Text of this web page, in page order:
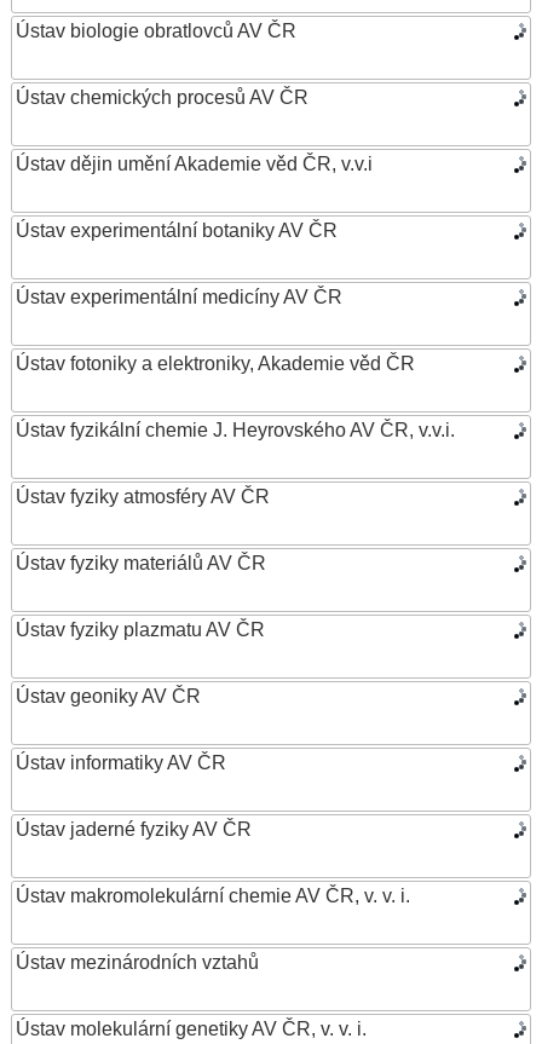
Ústav biologie obratlovců AV ČR
Ústav chemických procesů AV ČR
Ústav dějin umění Akademie věd ČR, v.v.i
Ústav experimentální botaniky AV ČR
Ústav experimentální medicíny AV ČR
Ústav fotoniky a elektroniky, Akademie věd ČR
Ústav fyzikální chemie J. Heyrovského AV ČR, v.v.i.
Ústav fyziky atmosféry AV ČR
Ústav fyziky materiálů AV ČR
Ústav fyziky plazmatu AV ČR
Ústav geoniky AV ČR
Ústav informatiky AV ČR
Ústav jaderné fyziky AV ČR
Ústav makromolekulární chemie AV ČR, v. v. i.
Ústav mezinárodních vztahů
Ústav molekulární genetiky AV ČR, v. v. i.